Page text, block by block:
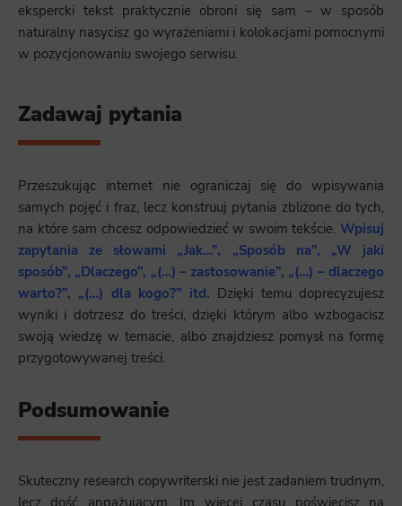
ekspercki tekst praktycznie obroni się sam – w sposób
naturalny nasycisz go wyrażeniami i kolokacjami pomocnymi
w pozycjonowaniu swojego serwisu.
Zadawaj pytania
Przeszukując internet nie ograniczaj się do wpisywania
samych pojęć i fraz, lecz konstruuj pytania zbliżone do tych,
na które sam chcesz odpowiedzieć w swoim tekście. Wpisuj
zapytania ze słowami „Jak…”, „Sposób na”, „W jaki
sposób”, „Dlaczego”, „(…) – zastosowanie”, „(…) – dlaczego
warto?”, „(…) dla kogo?” itd. Dzięki temu doprecyzujesz
wyniki i dotrzesz do treści, dzięki którym albo wzbogacisz
swoją wiedzę w temacie, albo znajdziesz pomysł na formę
przygotowywanej treści.
Podsumowanie
Skuteczny research copywriterski nie jest zadaniem trudnym,
lecz dość angażującym. Im więcej czasu poświęcisz na